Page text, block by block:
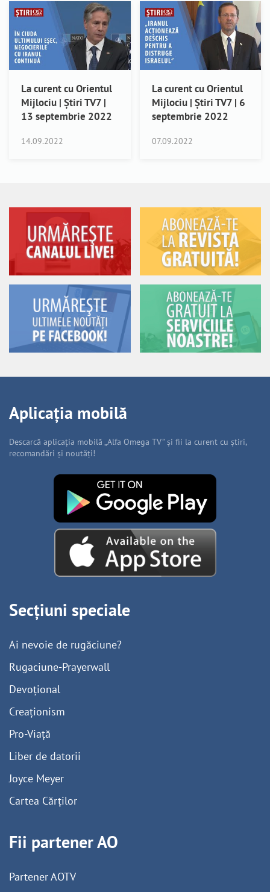
La curent cu Orientul
Mijlociu | Știri TV7 |
13 septembrie 2022
14.09.2022
La curent cu Orientul
Mijlociu | Știri TV7 | 6
septembrie 2022
07.09.2022
Aplicația mobilă
Descarcă aplicația mobilă „Alfa Omega TV” și fii la curent cu știri,
recomandări și noutăți!
Secțiuni speciale
Ai nevoie de rugăciune?
Rugaciune-Prayerwall
Devoțional
Creaționism
Pro-Viață
Liber de datorii
Joyce Meyer
Cartea Cărților
Fii partener AO
Partener AOTV